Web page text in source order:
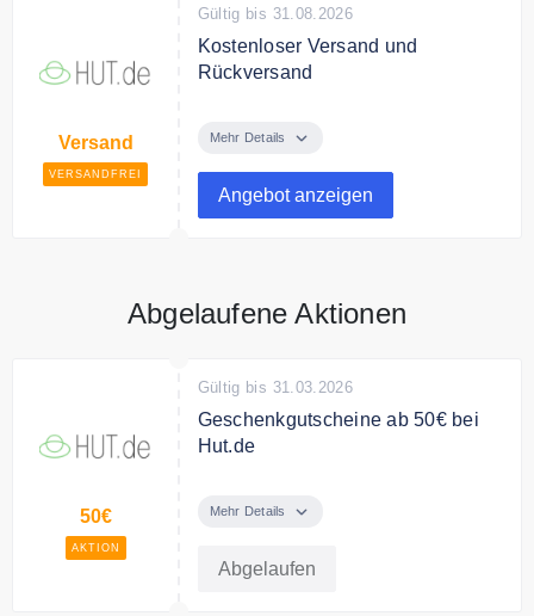
Versand
VERSANDFREI
Gültig bis 31.08.2026
Kostenloser Versand und
Rückversand
Sie versandkostenfrei. Auch bei
zusätzlichen Kosten auf Sie zu.
Mehr Details
Angebot anzeigen
Abgelaufene Aktionen
50€
AKTION
Gültig bis 31.03.2026
Geschenkgutscheine ab 50€ bei
Hut.de
Geschenkgutscheine ab 50€ bei
Mehr Details
Abgelaufen